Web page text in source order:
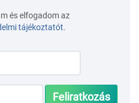
és elfogadom az
tájékoztatót.
Feliratkozás